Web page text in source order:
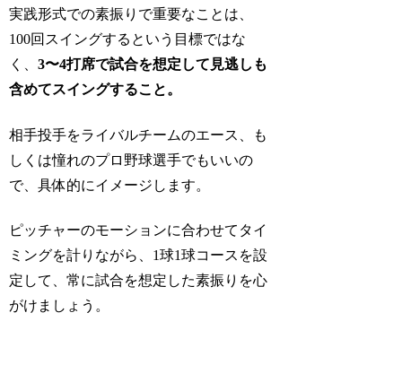
実践形式での素振りで重要なことは、
100回スイングするという目標ではな
く、3〜4打席で試合を想定して見逃しも
含めてスイングすること。
相手投手をライバルチームのエース、も
しくは憧れのプロ野球選手でもいいの
で、具体的にイメージします。
ピッチャーのモーションに合わせてタイ
ミングを計りながら、1球1球コースを設
定して、常に試合を想定した素振りを心
がけましょう。